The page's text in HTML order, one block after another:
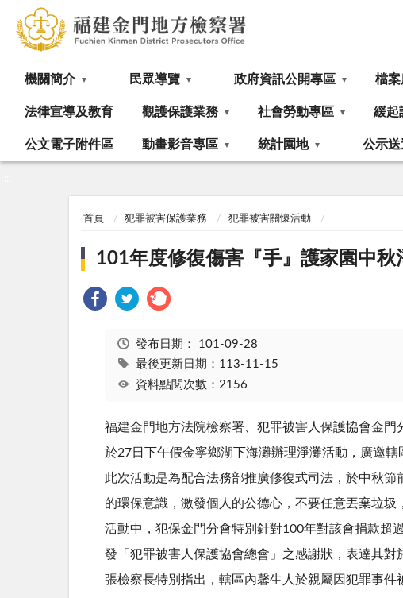
機關簡介 民眾導覽 政府資訊公開專區 檔案
法律宣導及教育 觀護保護業務 社會勞動專區 緩起
公文電子附件區 動畫影音專區 統計園地 公示送
首頁 犯罪被害保護業務 犯罪被害關懷活動
101年度修復傷害『手』護家園中秋
發布日期： 101-09-28
最後更新日期：113-11-15
資料點閱次數：2156
福建金門地方法院檢察署、犯罪被害人保護協會金
於27日下午假金寧鄉湖下海灘辦理淨灘活動，廣邀
此次活動是為配合法務部推廣修復式司法，於中秋
的環保意識，激發個人的公德心，不要任意丟棄垃圾
活動中，犯保金門分會特別針對100年對該會捐款超
發「犯罪被害人保護協會總會」之感謝狀，表達其對
張檢察長特別指出，轄區內馨生人於親屬因犯罪事